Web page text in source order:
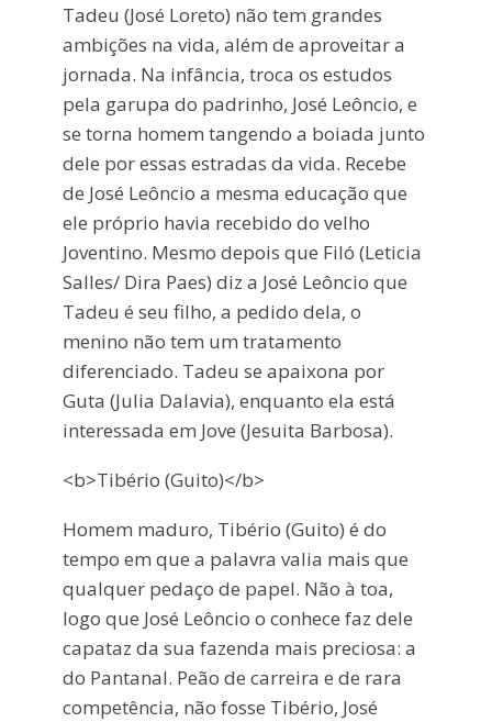
Tadeu (José Loreto) não tem grandes
ambições na vida, além de aproveitar a
jornada. Na infância, troca os estudos
pela garupa do padrinho, José Leôncio, e
se torna homem tangendo a boiada junto
dele por essas estradas da vida. Recebe
de José Leôncio a mesma educação que
ele próprio havia recebido do velho
Joventino. Mesmo depois que Filó (Leticia
Salles/ Dira Paes) diz a José Leôncio que
Tadeu é seu filho, a pedido dela, o
menino não tem um tratamento
diferenciado. Tadeu se apaixona por
Guta (Julia Dalavia), enquanto ela está
interessada em Jove (Jesuita Barbosa).
<b>Tibério (Guito)</b>
Homem maduro, Tibério (Guito) é do
tempo em que a palavra valia mais que
qualquer pedaço de papel. Não à toa,
logo que José Leôncio o conhece faz dele
capataz da sua fazenda mais preciosa: a
do Pantanal. Peão de carreira e de rara
competência, não fosse Tibério, José